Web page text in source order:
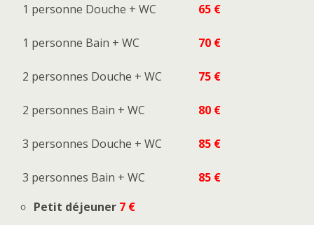
1 personne Douche + WC 65 €
1 personne Bain + WC 70 €
2 personnes Douche + WC 75 €
2 personnes Bain + WC 80 €
3 personnes Douche + WC 85 €
3 personnes Bain + WC
85 €
Petit déjeuner 7 €